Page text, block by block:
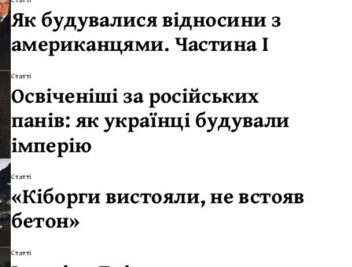
Як будувалися відносини з
американцями. Частина І
Статті
Освіченіші за російських
панів: як українці будували
імперію
Статті
«Кіборги вистояли, не встояв
бетон»
Статті